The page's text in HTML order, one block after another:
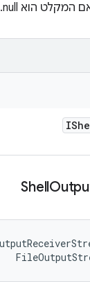
Shell